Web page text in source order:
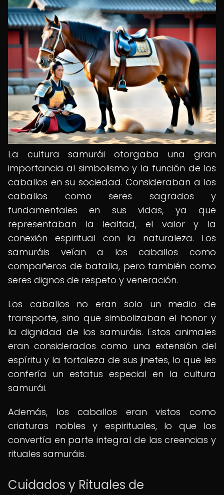
La cultura samurái otorgaba una gran
importancia al simbolismo y la función de los
caballos en su sociedad. Consideraban a los
caballos como seres sagrados y
fundamentales en sus vidas, ya que
representaban la lealtad, el valor y la
conexión espiritual con la naturaleza. Los
samuráis veían a los caballos como
compañeros de batalla, pero también como
seres dignos de respeto y veneración.
Los caballos no eran solo un medio de
transporte, sino que simbolizaban el honor y
la dignidad de los samuráis. Estos animales
eran considerados como una extensión del
espíritu y la fortaleza de sus jinetes, lo que les
confería un estatus especial en la cultura
samurái.
Además, los caballos eran vistos como
criaturas nobles y espirituales, lo que los
convertía en parte integral de las creencias y
rituales samuráis.
Cuidados y Rituales de